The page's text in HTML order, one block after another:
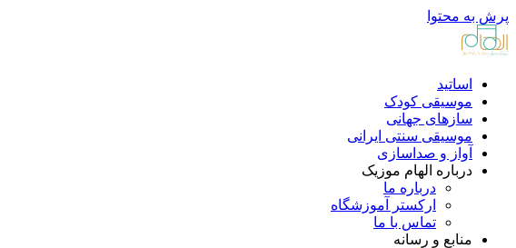
پرش به محتوا
اساتید
موسیقی کودک
سازهای جهانی
موسیقی سنتی ایرانی
آواز و صداسازی
درباره الهام موزیک
درباره ما
ارکستر آموزشگاه
تماس با ما
منابع و رسانه